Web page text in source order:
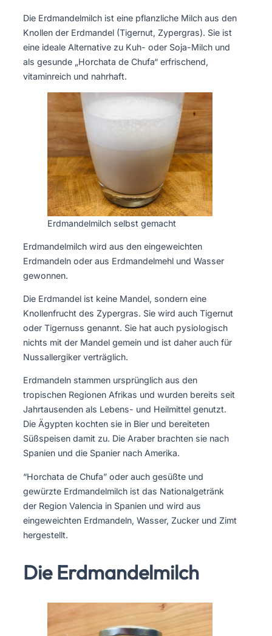
Die Erdmandelmilch ist eine pflanzliche Milch aus den
Knollen der Erdmandel (Tigernut, Zypergras). Sie ist
eine ideale Alternative zu Kuh- oder Soja-Milch und
als gesunde „Horchata de Chufa“ erfrischend,
vitaminreich und nahrhaft.
Erdmandelmilch selbst gemacht
Erdmandelmilch wird aus den eingeweichten
Erdmandeln oder aus Erdmandelmehl und Wasser
gewonnen.
Die Erdmandel ist keine Mandel, sondern eine
Knollenfrucht des Zypergras. Sie wird auch Tigernut
oder Tigernuss genannt. Sie hat auch pysiologisch
nichts mit der Mandel gemein und ist daher auch für
Nussallergiker verträglich.
Erdmandeln stammen ursprünglich aus den
tropischen Regionen Afrikas und wurden bereits seit
Jahrtausenden als Lebens- und Heilmittel genutzt.
Die Ägypten kochten sie in Bier und bereiteten
Süßspeisen damit zu. Die Araber brachten sie nach
Spanien und die Spanier nach Amerika.
“Horchata de Chufa” oder auch gesüßte und
gewürzte Erdmandelmilch ist das Nationalgetränk
der Region Valencia in Spanien und wird aus
eingeweichten Erdmandeln, Wasser, Zucker und Zimt
hergestellt.
Die Erdmandelmilch